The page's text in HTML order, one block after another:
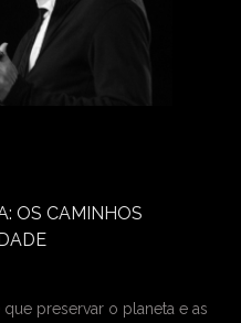
OS CAMINHOS
preservar o planeta e as